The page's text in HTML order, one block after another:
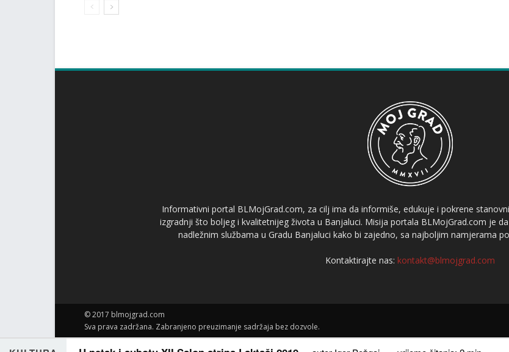
Informativni portal BLMojGrad.com, za cilj ima da informiše, edukuje i pokrene
izgradnji što boljeg i kvalitetnijeg života u Banjaluci. Misija portala BLMojGrad.com je
nadležnim službama u Gradu Banjaluci kako bi zajedno, sa najboljim namjerama
Kontaktirajte nas: kontakt@blmojgrad.com
© 2017 blmojgrad.com
Sva prava zadržana. Zabranjeno preuzimanje sadržaja bez dozvole.